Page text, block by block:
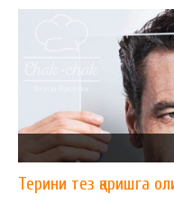
Терини тез қаришга